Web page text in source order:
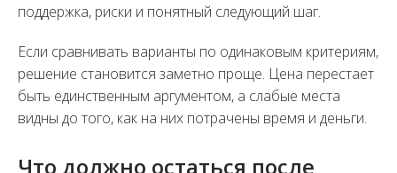
поддержка, риски и понятный следующий шаг.
Если сравнивать варианты по одинаковым критериям,
решение становится заметно проще. Цена перестает
быть единственным аргументом, а слабые места
видны до того, как на них потрачены время и деньги.
Что должно остаться после